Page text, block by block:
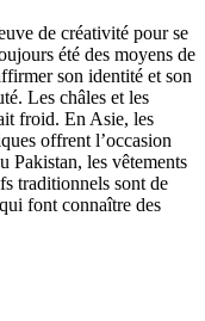
de créativité pour se
été des moyens de
son identité et son
Les châles et les
froid. En Asie, les
offrent l’occasion
Pakistan, les vêtements
traditionnels sont de
font connaître des